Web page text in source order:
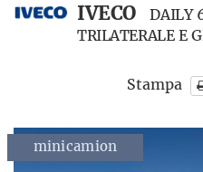
USATO DISPONIBILE
NOLEGGIO BREVE TERMINE
NOLEGGIO LUNGO
TERMINE
IVECO
DAILY
TRILATERALE E
Stampa
minicamion